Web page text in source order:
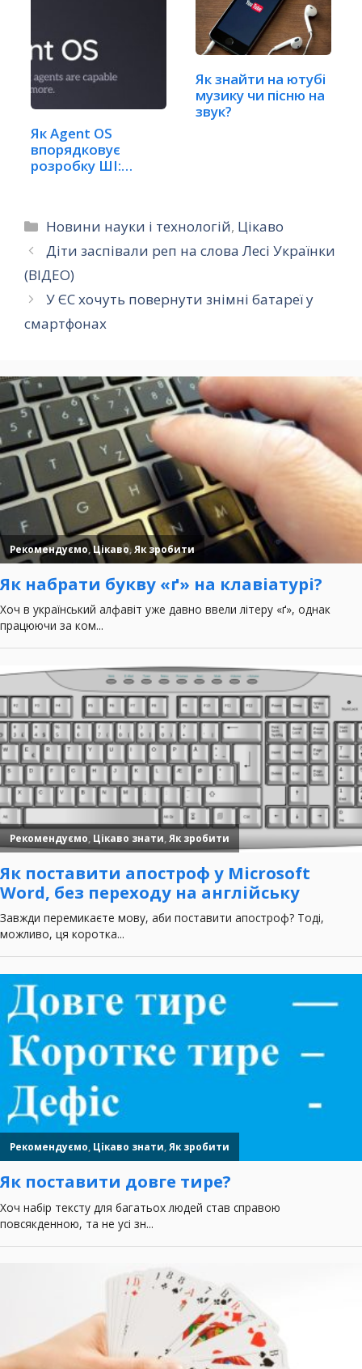
Як Agent OS
впорядковує
розробку ШІ:
Як знайти на ютубі
музику чи пісню на
звук?
Категорії
Новини науки і технологій, Цікаво
Діти заспівали реп на слова Лесі Українки
(ВІДЕО)
У ЄС хочуть повернути знімні батареї у
смартфонах